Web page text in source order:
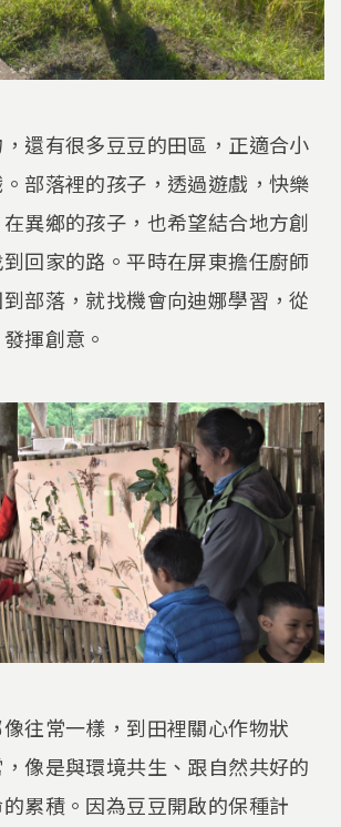
還有很多豆豆的田區，正適合小
部落裡的孩子，透過遊戲，快樂
異鄉的孩子，也希望結合地方創
回家的路。平時在屏東擔任廚師
部落，就找機會向迪娜學習，從
揮創意。
往常一樣，到田裡關心作物狀
像是與環境共生、跟自然共好的
累積。因為豆豆開啟的保種計